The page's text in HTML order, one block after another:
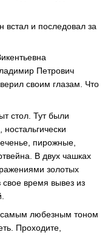
встал и последовал за
Петрович
своим глазам. Что
стол. Тут были
пирожные,
В двух чашках
золотых
время вывез из
любезным тоном
Проходите,